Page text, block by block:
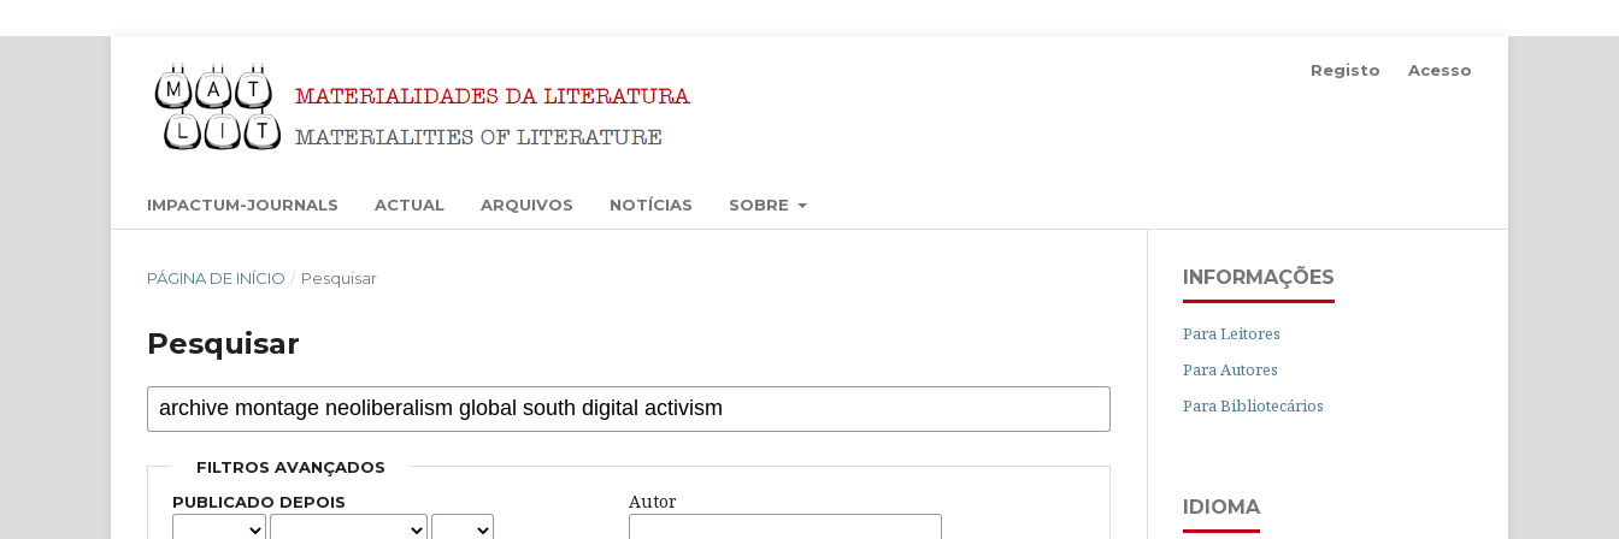
IMPACTUM-JOURNALS ACTUAL ARQUIVOS NOTÍCIAS SOBRE
Registo Acesso
PÁGINA DE INÍCIO / Pesquisar
Pesquisar
FILTROS AVANÇADOS
PUBLICADO DEPOIS
Autor
INFORMAÇÕES
Para Leitores
Para Autores
Para Bibliotecários
IDIOMA